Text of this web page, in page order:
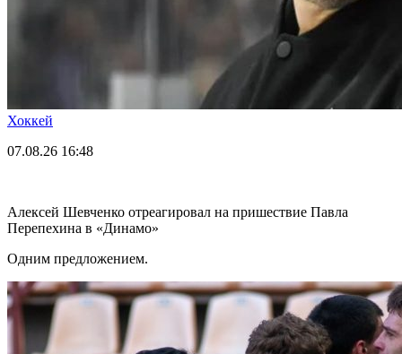
Хоккей
07.08.26 16:48
Алексей Шевченко отреагировал на пришествие Павла
Перепехина в «Динамо»
Одним предложением.